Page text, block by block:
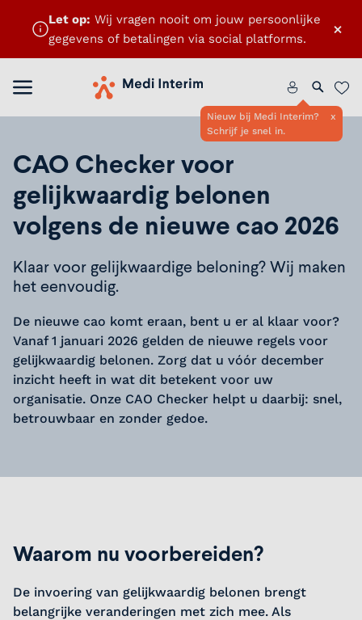
×
Let op: Wij vragen nooit om jouw persoonlijke
gegevens of betalingen via social platforms.
Menu openenHome
Nieuw bij Medi Interim?
Schrijf je snel in.
x
Zoeken
CAO Checker voor
gelijkwaardig belonen
volgens de nieuwe cao 2026
Klaar voor gelijkwaardige beloning? Wij maken
het eenvoudig.
De nieuwe cao komt eraan, bent u er al klaar voor?
Vanaf 1 januari 2026 gelden de nieuwe regels voor
gelijkwaardig belonen. Zorg dat u vóór december
inzicht heeft in wat dit betekent voor uw
organisatie. Onze CAO Checker helpt u daarbij: snel,
betrouwbaar en zonder gedoe.
Waarom nu voorbereiden?
De invoering van gelijkwaardig belonen brengt
belangrijke veranderingen met zich mee. Als